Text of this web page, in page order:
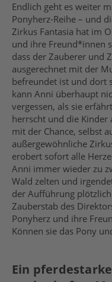
Endlich geht es weiter
Ponyherz-Reihe – und
Zirkus Fantasia hat im
und ihre Freund*innen
dass der Zauberer und
ausgerechnet mit der
befreundet ist und dort
kann Anni überhaupt
vergessen, als sie
herrscht und die
mit der Chance, selbst
außergewöhnliche
erobert sofort alle
Anni immer wieder zu
Wald zelten und
der Aufführung
Zauberstab des
Ponyherz und ihre
Können sie das Pony
Ein